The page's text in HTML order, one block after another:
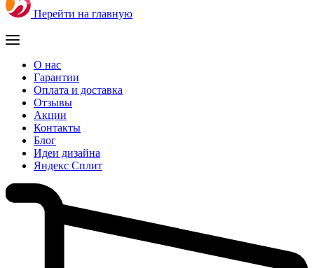
Перейти на главную
О нас
Гарантии
Оплата и доставка
Отзывы
Акции
Контакты
Блог
Идеи дизайна
Яндекс Сплит